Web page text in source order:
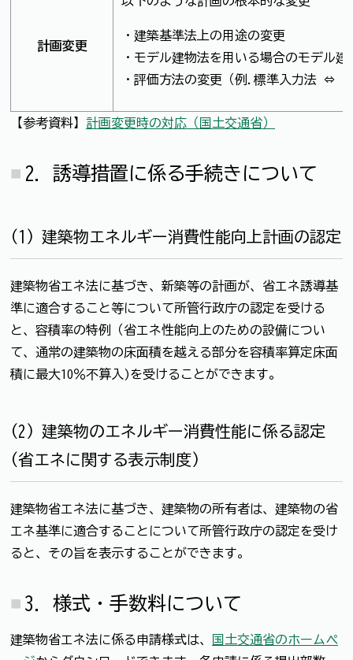
計画変更
・建築基準法上の用途の変更
・モデル建物法を用いる場合のモデル建
・評価方法の変更（例.標準入力法 ⇔
【参考資料】 計画変更時の対応（国土交通省）
2. 誘導措置に係る手続きについて
(1) 建築物エネルギー消費性能向上計画の認定
建築物省エネ法に基づき、新築等の計画が、省エネ誘導基
準に適合すること等について所管行政庁の認定を受ける
と、容積率の特例（省エネ性能向上のための設備につい
て、通常の建築物の床面積を越える部分を容積率算定床面
積に最大10％不算入)を受けることができます。
(2) 建築物のエネルギー消費性能に係る認定
(省エネに関する表示制度)
建築物省エネ法に基づき、建築物の所有者は、建築物の省
エネ基準に適合することについて所管行政庁の認定を受け
ると、その旨を表示することができます。
3. 様式・手数料について
建築物省エネ法に係る申請様式は、
国土交通省のホームペ